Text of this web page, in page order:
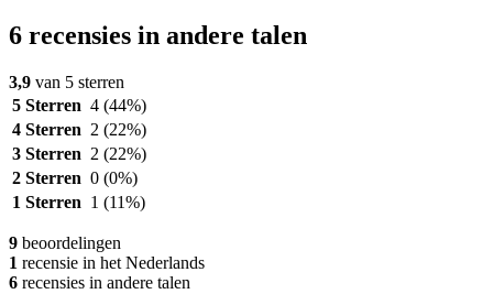
6 recensies in andere talen
3,9 van 5 sterren
5 Sterren 4 (44%)
4 Sterren 2 (22%)
3 Sterren 2 (22%)
2 Sterren 0 (0%)
1 Sterren 1 (11%)
9 beoordelingen
1 recensie in het Nederlands
6 recensies in andere talen